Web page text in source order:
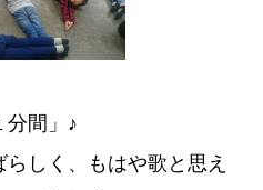
分間」♪
しく、もはや歌と思え